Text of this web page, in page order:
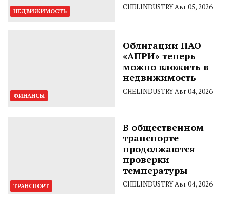
НЕДВИЖИМОСТЬ CHELINDUSTRYАвг 05, 2026
ФИНАНСЫ
Облигации ПАО
«АПРИ» теперь
можно вложить в
недвижимость
CHELINDUSTRYАвг 04, 2026
ТРАНСПОРТ
В общественном
транспорте
продолжаются
проверки
температуры
CHELINDUSTRYАвг 04, 2026